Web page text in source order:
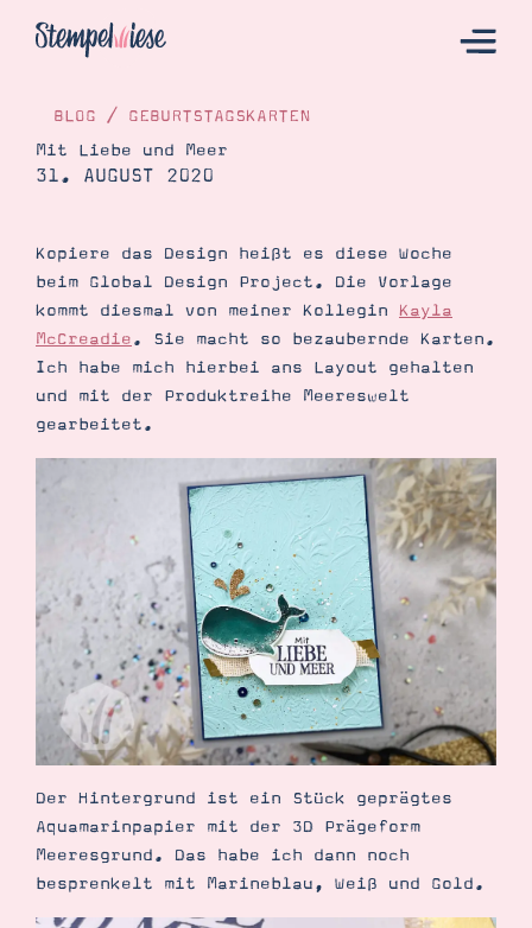
Katalog
Bestellen
Kontakt
Demonstrator werden
Gutscheine
Produkte erklärt
Über mich
Über Stampin’ Up!
Tipps & Tricks
Ordnungstipps
BLOG / GEBURTSTAGSKARTEN
Mit Liebe und Meer
31. AUGUST 2020
Kopiere das Design heißt es diese Woche
beim Global Design Project. Die Vorlage
kommt diesmal von meiner Kollegin Kayla
McCreadie. Sie macht so bezaubernde Karten.
Ich habe mich hierbei ans Layout gehalten
und mit der Produktreihe Meereswelt
gearbeitet.
Der Hintergrund ist ein Stück geprägtes
Aquamarinpapier mit der 3D Prägeform
Meeresgrund. Das habe ich dann noch
besprenkelt mit Marineblau, Weiß und Gold.